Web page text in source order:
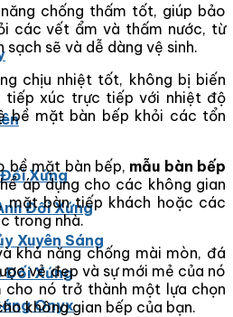
Xứng
Đối Xứng
Xuyên Sáng
Đối Xứng
Onyx
chống thấm tốt, giúp bảo
các vết ẩm và thấm nước, từ
sẽ và dễ dàng vệ sinh.
chịu nhiệt tốt, không bị biến
tiếp xúc trực tiếp với nhiệt độ
bề mặt bàn bếp khỏi các tổn
bề mặt bàn bếp, mẫu bàn bếp
áp dụng cho các không gian
mặt bàn tiếp khách hoặc các
trong nhà.
khả năng chống mài mòn, đá
vẻ đẹp và sự mới mẻ của nó
cho nó trở thành một lựa chọn
không gian bếp của bạn.